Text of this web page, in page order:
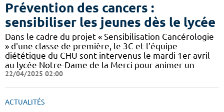
Prévention des cancers :
sensibiliser les jeunes dès le lycée
Dans le cadre du projet « Sensibilisation Cancérologie
» d'une classe de première, le 3C et l'équipe
diététique du CHU sont intervenus le mardi 1er avril
au lycée Notre-Dame de la Merci pour animer un
22/04/2025 02:00
ACTUALITÉS